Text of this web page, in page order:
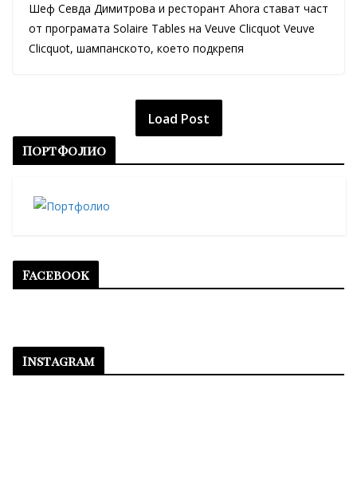
Шеф Севда Димитрова и ресторант Ahora стават част
от програмата Solaire Tables на Veuve Clicquot Veuve
Clicquot, шампанското, което подкрепя
Load Post
Портфолио
Facebook
Instagram